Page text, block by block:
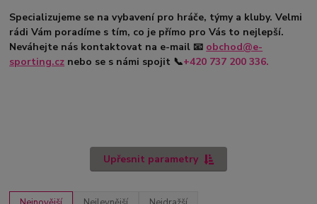
Specializujeme se na vybavení pro hráče, týmy a kluby. Velmi
rádi Vám poradíme s tím, co je přímo pro Vás to nejlepší.
Neváhejte nás kontaktovat na e-mail 📧 obchod@e-
sporting.cz nebo se s námi spojit 📞+420 737 200 336.
Upřesnit parametry